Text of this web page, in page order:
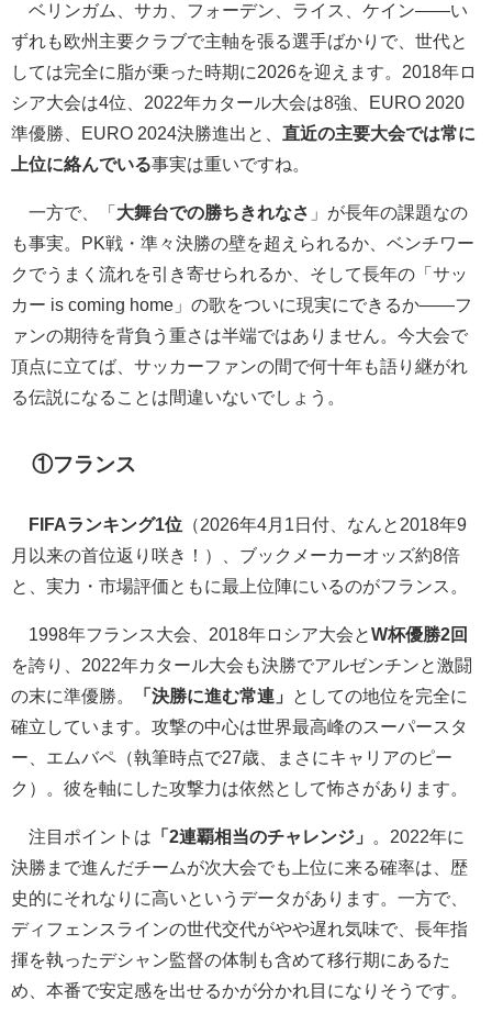
ベリンガム、サカ、フォーデン、ライス、ケイン――い
ずれも欧州主要クラブで主軸を張る選手ばかりで、世代と
しては完全に脂が乗った時期に2026を迎えます。2018年ロ
シア大会は4位、2022年カタール大会は8強、EURO 2020
準優勝、EURO 2024決勝進出と、 直近の主要大会では常に
上位に絡んでいる事実は重いですね。
一方で、「 大舞台での勝ちきれなさ 」が長年の課題なの
も事実。PK戦・準々決勝の壁を超えられるか、ベンチワー
クでうまく流れを引き寄せられるか、そして長年の「サッ
カー is coming home」の歌をついに現実にできるか――フ
ァンの期待を背負う重さは半端ではありません。今大会で
頂点に立てば、サッカーファンの間で何十年も語り継がれ
る伝説になることは間違いないでしょう。
①フランス
FIFAランキング1位 （2026年4月1日付、なんと2018年9
月以来の首位返り咲き！）、ブックメーカーオッズ約8倍
と、実力・市場評価ともに最上位陣にいるのがフランス。
1998年フランス大会、2018年ロシア大会とW杯優勝2回
を誇り、2022年カタール大会も決勝でアルゼンチンと激闘
の末に準優勝。
「決勝に進む常連」
としての地位を完全に
確立しています。攻撃の中心は世界最高峰のスーパースタ
ー、エムバペ（執筆時点で27歳、まさにキャリアのピー
ク）。彼を軸にした攻撃力は依然として怖さがあります。
注目ポイントは 「2連覇相当のチャレンジ」
。2022年に
決勝まで進んだチームが次大会でも上位に来る確率は、歴
史的にそれなりに高いというデータがあります。一方で、
ディフェンスラインの世代交代がやや遅れ気味で、長年指
揮を執ったデシャン監督の体制も含めて移行期にあるた
め、本番で安定感を出せるかが分かれ目になりそうです。